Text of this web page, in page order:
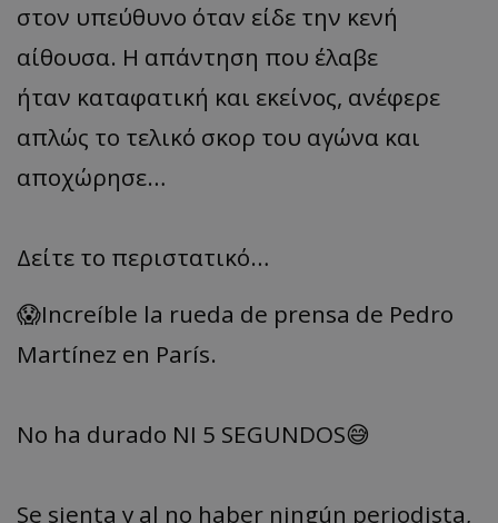
στον υπεύθυνο όταν είδε την κενή
αίθουσα. Η απάντηση που έλαβε
ήταν καταφατική και εκείνος, ανέφερε
απλώς το τελικό σκορ του αγώνα και
αποχώρησε…
Δείτε το περιστατικό…
😱Increíble la rueda de prensa de Pedro
Martínez en París.
No ha durado NI 5 SEGUNDOS😅
Se sienta y al no haber ningún periodista,